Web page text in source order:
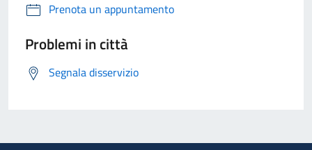
Prenota un appuntamento
Problemi in città
Segnala disservizio